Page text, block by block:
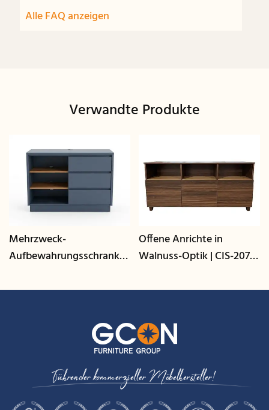
Alle FAQ anzeigen
Verwandte Produkte
Mehrzweck-
Aufbewahrungsschrank
CIS-25-L - GCON
Offene Anrichte in
Walnuss-Optik | CIS-207 -
Führender kommerzieller Möbelhersteller!